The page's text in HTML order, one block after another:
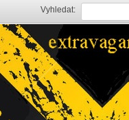
Vyhledat: